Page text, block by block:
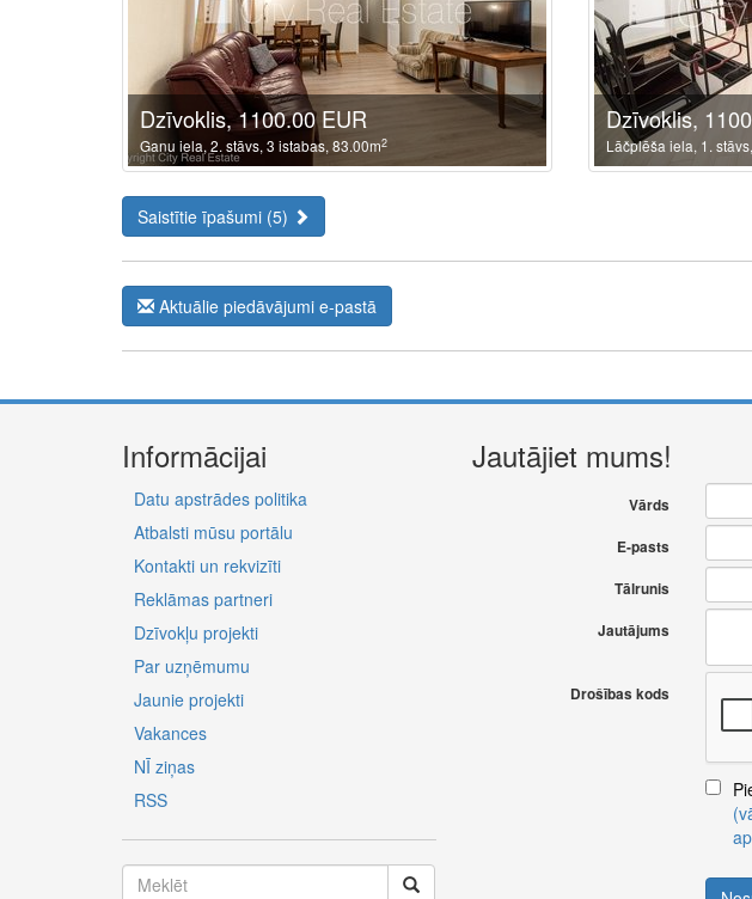
Dzīvoklis, 1100.00 EUR
Ganu iela, 2. stāvs, 3 istabas, 83.00m2
Dzīvoklis,
Lāčplēša iela, 1.
Saistītie īpašumi (5)
Aktuālie piedāvājumi e-pastā
Informācijai
Datu apstrādes politika
Atbalsti mūsu portālu
Kontakti un rekvizīti
Reklāmas partneri
Dzīvokļu projekti
Par uzņēmumu
Jaunie projekti
Vakances
NĪ ziņas
RSS
Jautājiet mums!
Vārds
E-pasts
Tālrunis
Jautājums
Drošības kods